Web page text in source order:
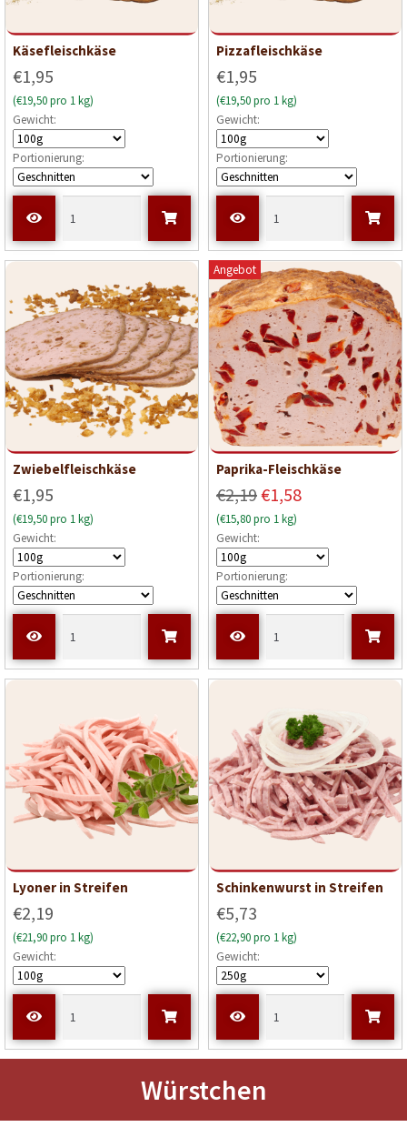
Käsefleischkäse
€1,95
(€19,50 pro 1 kg)
Gewicht:
Portionierung:
Pizzafleischkäse
€1,95
(€19,50 pro 1 kg)
Gewicht:
Portionierung:
Zwiebelfleischkäse
€1,95
(€19,50 pro 1 kg)
Gewicht:
Portionierung:
Angebot
Paprika-Fleischkäse
€2,19€1,58
(€15,80 pro 1 kg)
Gewicht:
Portionierung:
Lyoner in Streifen
€2,19
(€21,90 pro 1 kg)
Gewicht:
Schinkenwurst in Streifen
€5,73
(€22,90 pro 1 kg)
Gewicht:
Würstchen